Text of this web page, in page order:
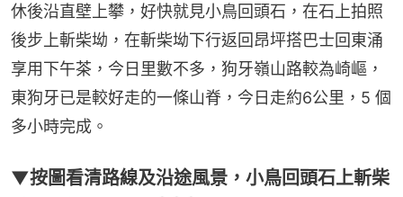
休後沿直壁上攀，好快就見小鳥回頭石，在石上拍照
後步上斬柴坳，在斬柴坳下行返回昂坪搭巴士回東涌
享用下午茶，今日里數不多，狗牙嶺山路較為崎嶇，
東狗牙已是較好走的一條山脊，今日走約6公里，5 個
多小時完成。
▼按圖看清路線及沿途風景，小鳥回頭石上斬柴